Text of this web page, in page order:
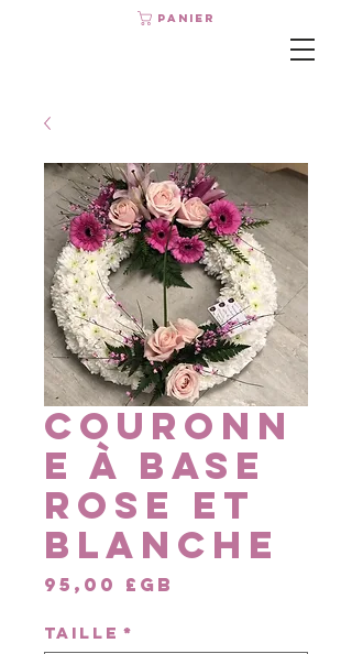
Panier
Couronn
e à base
rose et
blanche
95,00 £GB
Taille *